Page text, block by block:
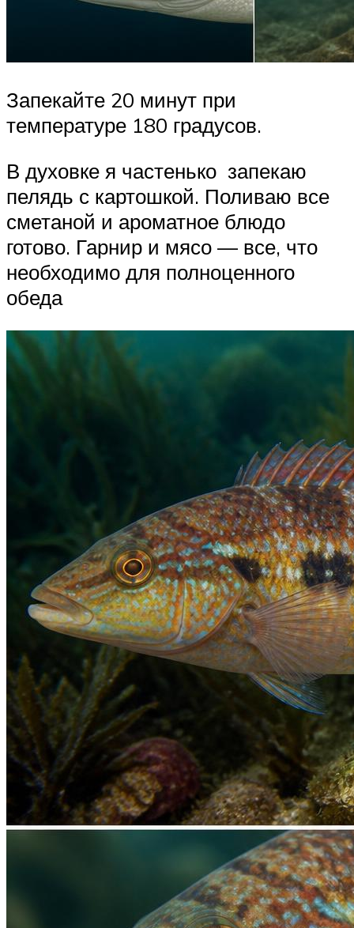
Запекайте 20 минут при
температуре 180 градусов.
В духовке я частенько запекаю
пелядь с картошкой. Поливаю все
сметаной и ароматное блюдо
готово. Гарнир и мясо — все, что
необходимо для полноценного
обеда